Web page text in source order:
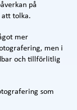
på
tolka.
mer
men i
och tillförlitlig
som